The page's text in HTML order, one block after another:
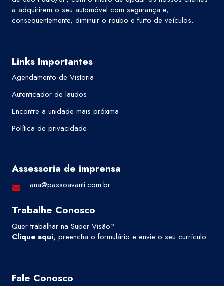
a adquirirem o seu automóvel com segurança e,
consequentemente, diminuir o roubo e furto de veículos.
Links Importantes
Agendamento de Vistoria
Autenticador de laudos
Encontre a unidade mais próxima
Política de privacidade
Assessoria de imprensa
ana@passoavanti.com.br
Trabalhe Conosco
Quer trabalhar na Super Visão?
Clique aqui, preencha o formulário e envie o seu currículo.
Fale Conosco